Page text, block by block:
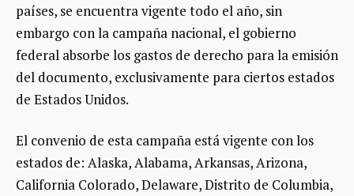
países, se encuentra vigente todo el año, sin
embargo con la campaña nacional, el gobierno
federal absorbe los gastos de derecho para la emisión
del documento, exclusivamente para ciertos estados
de Estados Unidos.
El convenio de esta campaña está vigente con los
estados de: Alaska, Alabama, Arkansas, Arizona,
California Colorado, Delaware, Distrito de Columbia,